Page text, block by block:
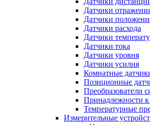
Датчики
Датчики
Датчики расхода
Датчики
Датчики тока
Датчики уровня
Датчики усилия
Комнатные
Позиционные
Преобразователи
Принадлежности к
Температурные
Измерительные